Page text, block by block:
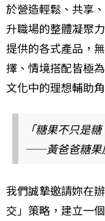
於營造輕鬆、共享
升職場的整體凝聚
提供的各式產品，
擇、情境搭配皆極
文化中的理想輔助
「糖果不只是
——黃爸爸糖果
我們誠摯邀請妳在
交」策略，建立一